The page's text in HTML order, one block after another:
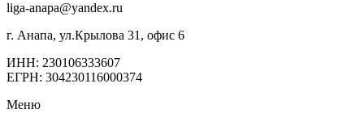
liga-anapa@yandex.ru
г. Анапа, ул.Крылова 31, офис 6
ИНН: 230106333607
ЕГРН: 304230116000374
Меню